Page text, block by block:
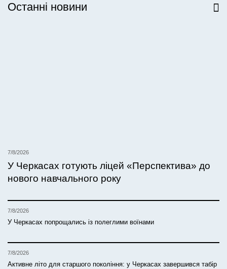
Останні новини
7/8/2026
У Черкасах готують ліцей «Перспектива» до
нового навчального року
7/8/2026
У Черкасах попрощались із полеглими воїнами
7/8/2026
Активне літо для старшого покоління: у Черкасах завершився табір